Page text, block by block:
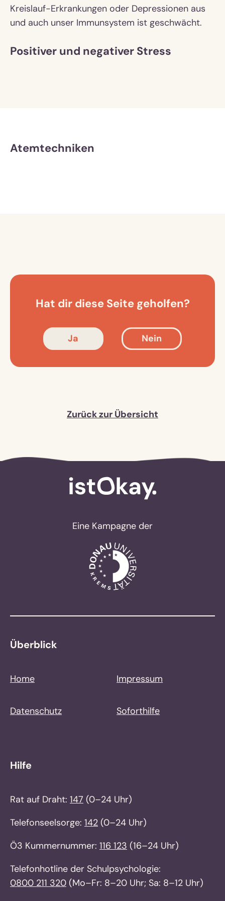
Kreislauf-Erkrankungen oder Depressionen aus
und auch unser Immunsystem ist geschwächt.
Positiver und negativer Stress
Atemtechniken
Hat dir diese Seite geholfen?
Ja Nein
Zurück zur Übersicht
Eine Kampagne der
Überblick
Home Impressum
Datenschutz Soforthilfe
Hilfe
Rat auf Draht: 147 (0–24 Uhr)
Telefonseelsorge: 142(0–24 Uhr)
Ö3 Kummernummer: 116 123 (16–24 Uhr)
Telefonhotline der Schulpsychologie:
0800 211 320(Mo–Fr: 8–20 Uhr; Sa: 8–12 Uhr)